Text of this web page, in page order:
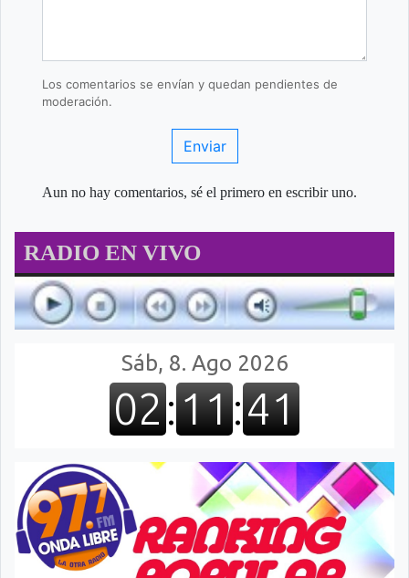
Los comentarios se envían y quedan pendientes de
moderación.
Enviar
Aun no hay comentarios, sé el primero en escribir uno.
RADIO EN VIVO